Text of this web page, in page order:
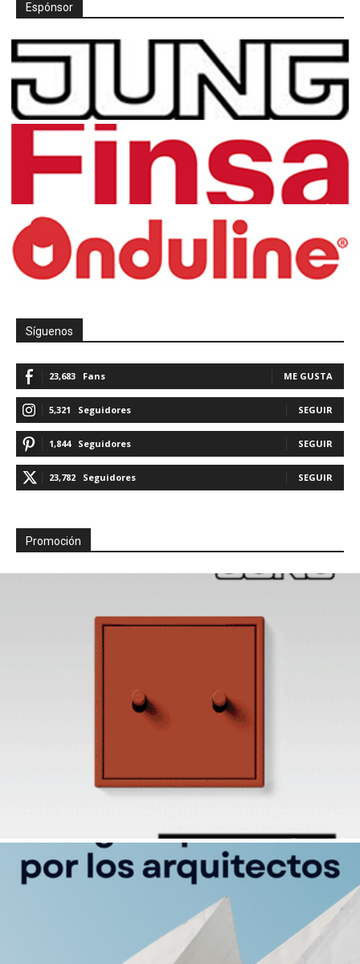
Espónsor
Síguenos
23,683 Fans ME GUSTA
5,321 Seguidores SEGUIR
1,844 Seguidores SEGUIR
23,782 Seguidores SEGUIR
Promoción